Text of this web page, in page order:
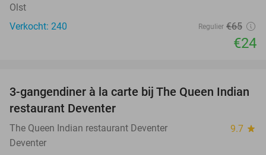
Olst
Verkocht: 240
Regulier €65
€24
28%
3-gangendiner à la carte bij The Queen Indian
restaurant Deventer
The Queen Indian restaurant Deventer 9.7 star
Deventer